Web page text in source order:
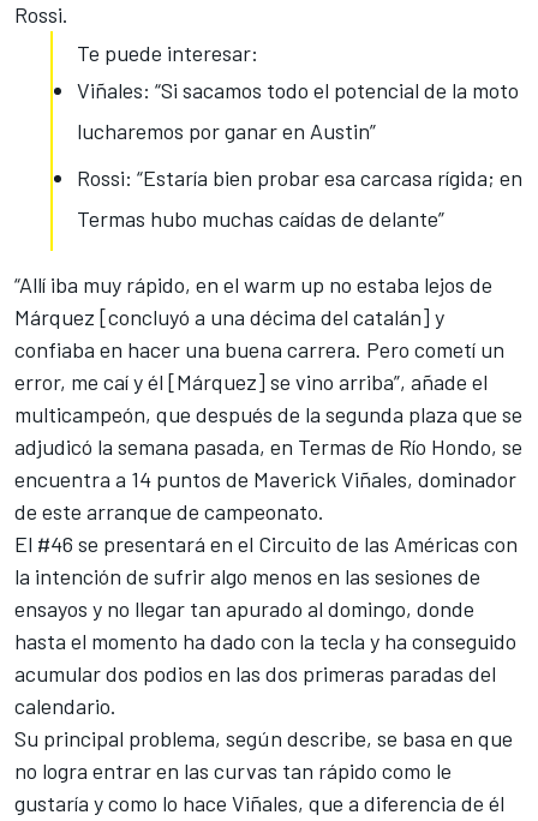
Rossi.
Te puede interesar:
Viñales: “Si sacamos todo el potencial de la moto
lucharemos por ganar en Austin”
Rossi: “Estaría bien probar esa carcasa rígida; en
Termas hubo muchas caídas de delante”
“Allí iba muy rápido, en el warm up no estaba lejos de
Márquez [concluyó a una décima del catalán] y
confiaba en hacer una buena carrera. Pero cometí un
error, me caí y él [Márquez] se vino arriba”, añade el
multicampeón, que después de la segunda plaza que se
adjudicó la semana pasada, en Termas de Río Hondo, se
encuentra a 14 puntos de Maverick Viñales, dominador
de este arranque de campeonato.
El #46 se presentará en el Circuito de las Américas con
la intención de sufrir algo menos en las sesiones de
ensayos y no llegar tan apurado al domingo, donde
hasta el momento ha dado con la tecla y ha conseguido
acumular dos podios en las dos primeras paradas del
calendario.
Su principal problema, según describe, se basa en que
no logra entrar en las curvas tan rápido como le
gustaría ycomo lo hace Viñales, que a diferencia de él